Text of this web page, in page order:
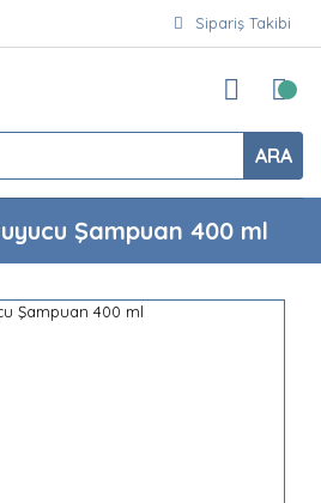
Sipariş Takibi
ARA
Şampuan 400 ml